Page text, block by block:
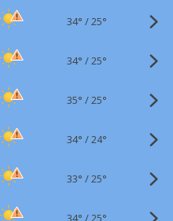
34° /25°
34° /25°
35° /25°
34° /24°
33° /25°
34° /25°